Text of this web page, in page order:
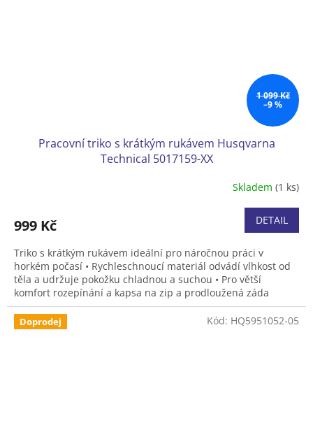
1 099 Kč
–9 %
Pracovní triko s krátkým rukávem Husqvarna
Technical 5017159-XX
Skladem (1 ks)
999 Kč DETAIL
Triko s krátkým rukávem ideální pro náročnou práci v
horkém počasí • Rychleschnoucí materiál odvádí vlhkost od
těla a udržuje pokožku chladnou a suchou • Pro větší
komfort rozepínání a kapsa na zip a prodloužená záda
Doprodej Kód: HQ5951052-05